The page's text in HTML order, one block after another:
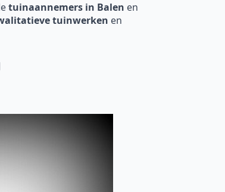
tuinaannemers in Balen en
tuinwerken en